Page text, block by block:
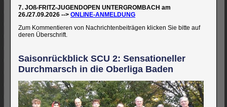
7. JOß-FRITZ-JUGENDOPEN UNTERGROMBACH am
26./27.09.2026 --> ONLINE-ANMELDUNG
Zum Kommentieren von Nachrichtenbeiträgen klicken Sie bitte auf
deren Überschrift.
Saisonrückblick SCU 2: Sensationeller
Durchmarsch in die Oberliga Baden